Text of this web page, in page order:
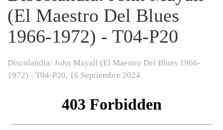
(El Maestro Del Blues
1966-1972) - T04-P20
Discolandia: John Mayall (El Maestro Del Blues 1966-
1972) - T04-P20, 16 Septiembre 2024